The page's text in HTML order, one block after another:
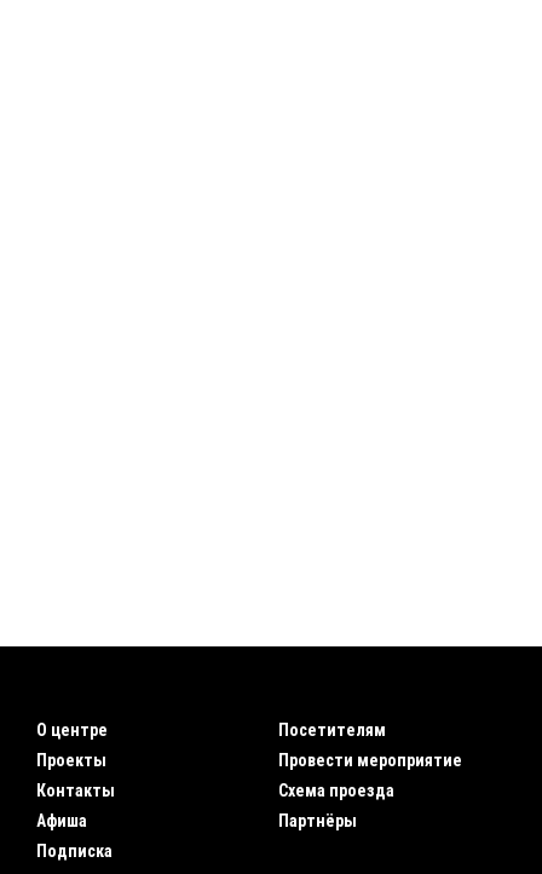
О центре
Проекты
Контакты
Афиша
Подписка
Посетителям
Провести мероприятие
Схема проезда
Партнёры